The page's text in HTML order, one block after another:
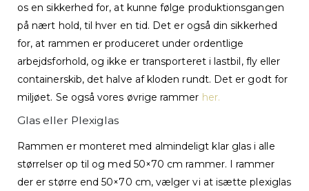
os en sikkerhed for, at kunne følge produktionsgangen
på nært hold, til hver en tid. Det er også din sikkerhed
for, at rammen er produceret under ordentlige
arbejdsforhold, og ikke er transporteret i lastbil, fly eller
containerskib, det halve af kloden rundt. Det er godt for
miljøet. Se også vores øvrige rammer her.
Glas eller Plexiglas
Rammen er monteret med almindeligt klar glas i alle
størrelser op til og med 50×70 cm rammer. I rammer
der er større end 50×70 cm, vælger vi at isætte plexiglas